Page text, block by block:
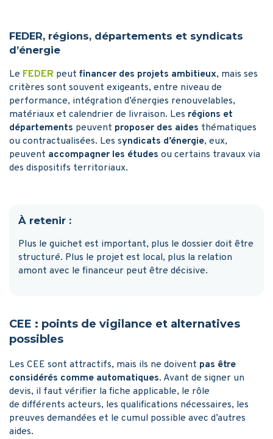
FEDER, régions, départements et syndicats
d’énergie
Le FEDER peut financer des projets ambitieux, mais ses
critères sont souvent exigeants, entre niveau de
performance, intégration d’énergies renouvelables,
matériaux et calendrier de livraison. Les régions et
départements peuvent proposer des aides thématiques
ou contractualisées. Les syndicats d’énergie, eux,
peuvent accompagner les études ou certains travaux via
des dispositifs territoriaux.
À retenir :
Plus le guichet est important, plus le dossier doit être
structuré. Plus le projet est local, plus la relation
amont avec le financeur peut être décisive.
CEE : points de vigilance et alternatives
possibles
Les CEE sont attractifs, mais ils ne doivent pas être
considérés comme automatiques. Avant de signer un
devis, il faut vérifier la fiche applicable, le rôle
de différents acteurs, les qualifications nécessaires, les
preuves demandées et le cumul possible avec d’autres
aides.